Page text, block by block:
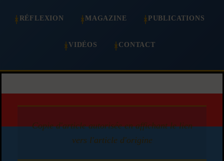
RÉFLEXION MAGAZINE PUBLICATIONS
VIDÉOS CONTACT
Copie d'article autorisée en affichant le lien
vers l'article d'origine